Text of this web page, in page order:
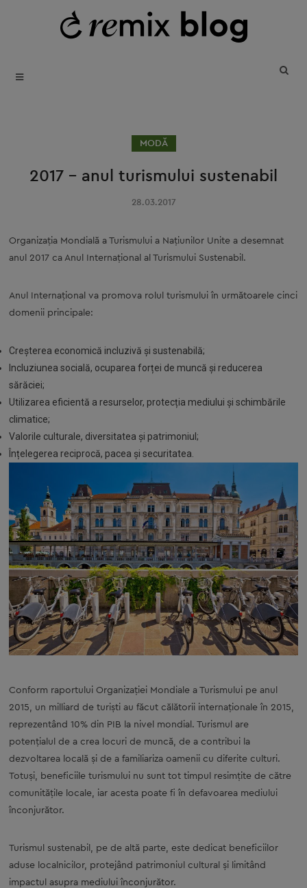
MODĂ
2017 – anul turismului sustenabil
28.03.2017
Organizaţia Mondială a Turismului a Naţiunilor Unite a desemnat
anul 2017 ca Anul Internaţional al Turismului Sustenabil.
Anul Internaţional va promova rolul turismului în următoarele cinci
domenii principale:
Creșterea economică incluzivă şi sustenabilă;
Incluziunea socială, ocuparea forței de muncă și reducerea
sărăciei;
Utilizarea eficientă a resurselor, protecția mediului și schimbările
climatice;
Valorile culturale, diversitatea și patrimoniul;
Înțelegerea reciprocă, pacea și securitatea.
Conform raportului Organizaţiei Mondiale a Turismului pe anul
2015, un milliard de turişti au făcut călătorii internaţionale în 2015,
reprezentând 10% din PIB la nivel mondial. Turismul are
potenţialul de a crea locuri de muncă, de a contribui la
dezvoltarea locală şi de a familiariza oamenii cu diferite culturi.
Totuşi, beneficiile turismului nu sunt tot timpul resimţite de către
comunităţile locale, iar acesta poate fi în defavoarea mediului
înconjurător.
Turismul sustenabil, pe de altă parte, este dedicat beneficiilor
aduse localnicilor, protejând patrimoniul cultural şi limitând
impactul asupra mediului înconjurător.